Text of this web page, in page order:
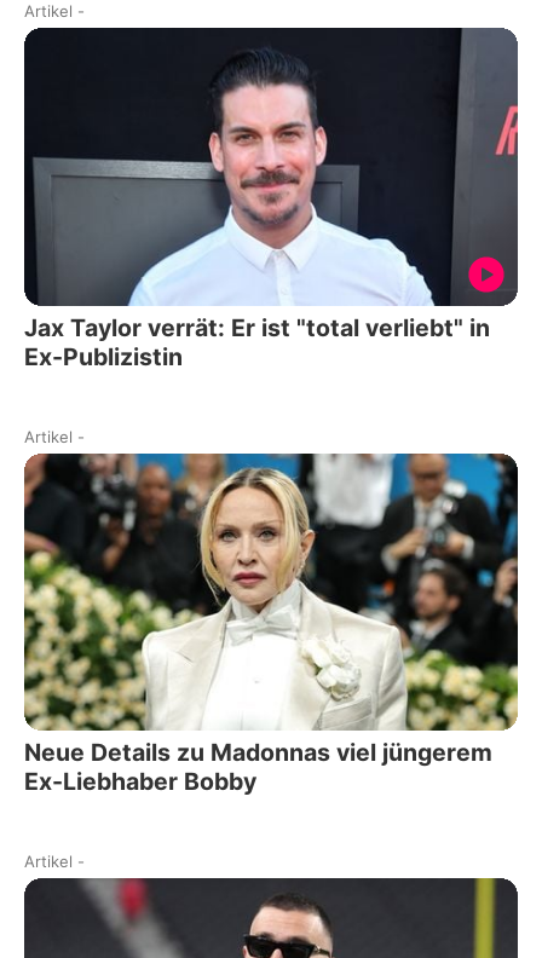
Artikel -
Jax Taylor verrät: Er ist "total verliebt" in
Ex-Publizistin
Artikel -
Neue Details zu Madonnas viel jüngerem
Ex-Liebhaber Bobby
Artikel -